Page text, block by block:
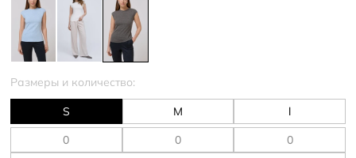
Размеры и количество:
S M l